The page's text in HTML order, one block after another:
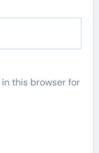
this browser for